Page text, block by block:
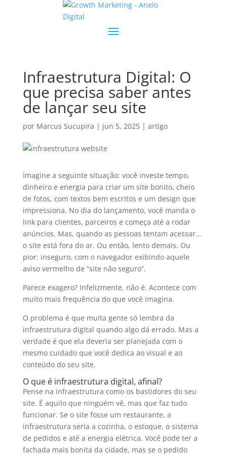
Infraestrutura Digital: O
que precisa saber antes
de lançar seu site
por Marcus Sucupira | jun 5, 2025| artigo
Imagine a seguinte situação: você investe tempo,
dinheiro e energia para criar um site bonito, cheio
de fotos, com textos bem escritos e um design que
impressiona. No dia do lançamento, você manda o
link para clientes, parceiros e começa até a rodar
anúncios. Mas, quando as pessoas tentam acessar…
o site está fora do ar. Ou então, lento demais. Ou
pior: inseguro, com o navegador exibindo aquele
aviso vermelho de “site não seguro”.
Parece exagero? Infelizmente, não é. Acontece com
muito mais frequência do que você imagina.
O problema é que muita gente só lembra da
infraestrutura digital quando algo dá errado. Mas a
verdade é que ela deveria ser planejada com o
mesmo cuidado que você dedica ao visual e ao
conteúdo do seu site.
O que é infraestrutura digital, afinal?
Pense na infraestrutura como os bastidores do seu
site. É aquilo que ninguém vê, mas que faz tudo
funcionar. Se o site fosse um restaurante, a
infraestrutura seria a cozinha, o estoque, o sistema
de pedidos e até a energia elétrica. Você pode ter a
fachada mais bonita da cidade, mas se o pedido